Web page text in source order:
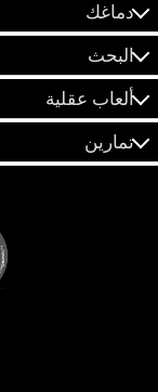
دماغك
البحث
ألعاب عقلية
تمارين